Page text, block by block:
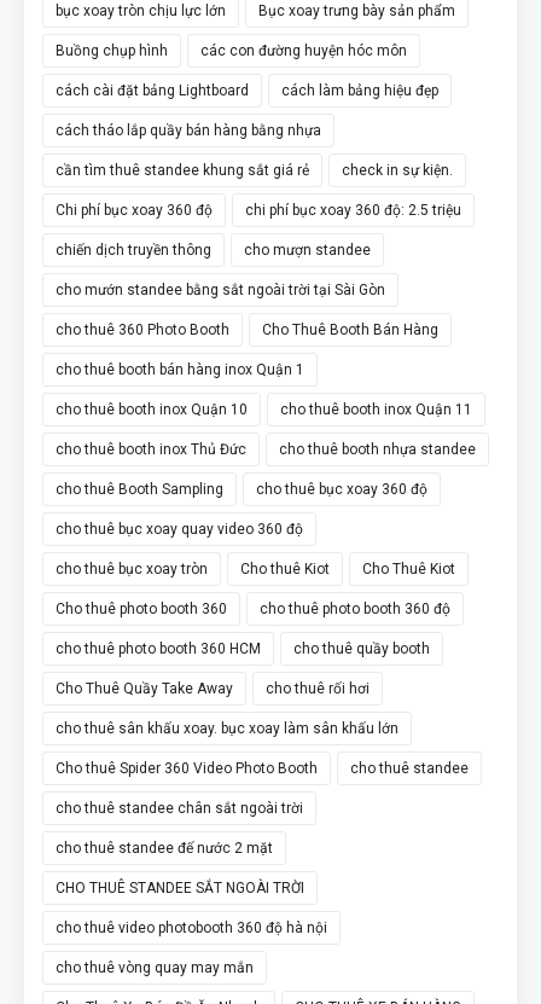
bục xoay tròn chịu lực lớn Bục xoay trưng bày sản phẩm
Buồng chụp hình các con đường huyện hóc môn
cách cài đặt bảng Lightboard cách làm bảng hiệu đẹp
cách tháo lắp quầy bán hàng bằng nhựa
cần tìm thuê standee khung sắt giá rẻ check in sự kiện.
Chi phí bục xoay 360 độ chi phí bục xoay 360 độ: 2.5 triệu
chiến dịch truyền thông cho mượn standee
cho mướn standee bằng sắt ngoài trời tại Sài Gòn
cho thuê 360 Photo Booth Cho Thuê Booth Bán Hàng
cho thuê booth bán hàng inox Quận 1
cho thuê booth inox Quận 10 cho thuê booth inox Quận 11
cho thuê booth inox Thủ Đức cho thuê booth nhựa standee
cho thuê Booth Sampling cho thuê bục xoay 360 độ
cho thuê bục xoay quay video 360 độ
cho thuê bục xoay tròn Cho thuê Kiot Cho Thuê Kiot
Cho thuê photo booth 360 cho thuê photo booth 360 độ
cho thuê photo booth 360 HCM cho thuê quầy booth
Cho Thuê Quầy Take Away cho thuê rối hơi
cho thuê sân khấu xoay. bục xoay làm sân khấu lớn
Cho thuê Spider 360 Video Photo Booth cho thuê standee
cho thuê standee chân sắt ngoài trời
cho thuê standee đế nước 2 mặt
CHO THUÊ STANDEE SẮT NGOÀI TRỜI
cho thuê video photobooth 360 độ hà nội
cho thuê vòng quay may mắn